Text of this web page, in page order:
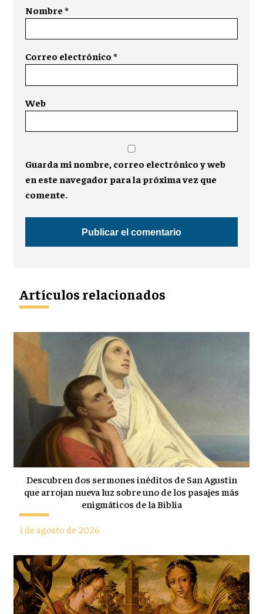
Nombre*
Correo electrónico*
Web
Guarda mi nombre, correo electrónico y web
en este navegador para la próxima vez que
comente.
Artículos relacionados
Descubren dos sermones inéditos de San Agustín
que arrojan nueva luz sobre uno de los pasajes más
enigmáticos de la Biblia
1 de agosto de 2026